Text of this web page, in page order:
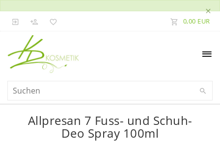
×
0,00 EUR
Allpresan 7 Fuss- und Schuh-
Deo Spray 100ml